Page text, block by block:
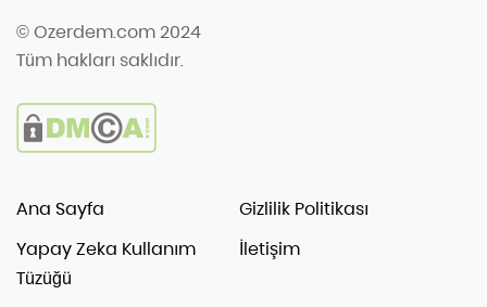
© Ozerdem.com 2024
Tüm hakları saklıdır.
Ana Sayfa
Gizlilik Politikası
Yapay Zeka Kullanım
Tüzüğü
İletişim